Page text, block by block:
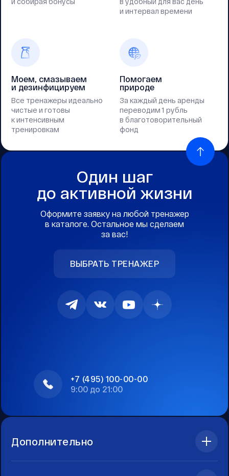
и интервал времени
Моем, смазываем
и дезинфицируем
Все тренажеры идеально
чистые и готовы
к интенсивным
тренировкам
Помогаем
природе
За каждый день аренды
переводим 1 рубль
в благотоворительный
фонд
Один шаг
до активной жизни
Оформите заявку на любой тренажер
в каталоге. Остальное мы сделаем
за вас!
ВЫБРАТЬ ТРЕНАЖЕР
+7 (495) 100-00-00
9:00 до 21:00
Дополнительно